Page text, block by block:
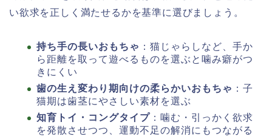
い欲求を正しく満たせるかを基準に選びましょう。
持ち手の長いおもちゃ ：猫じゃらしなど、手か
ら距離を取って遊べるものを選ぶと噛み癖がつ
きにくい
歯の生え変わり期向けの柔らかいおもちゃ ：子
猫期は歯茎にやさしい素材を選ぶ
知育トイ・コングタイプ ：噛む・引っかく欲求
を発散させつつ、運動不足の解消にもつながる